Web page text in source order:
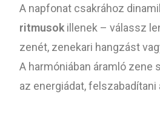
A napfonat csakrához
ritmusokillenek – válassz
zenét, zenekari hangzást
A harmóniában áramló zene
az energiádat, felszabadítani